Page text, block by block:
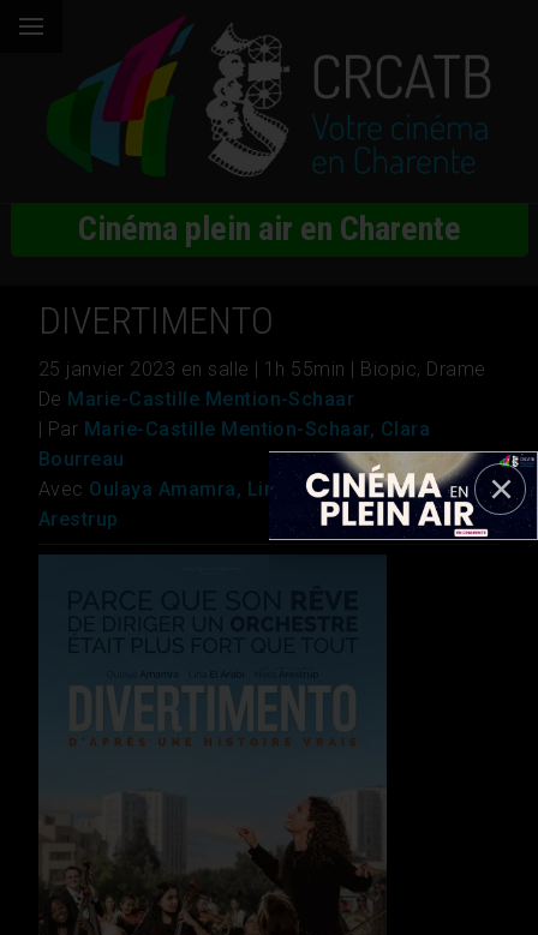
Cinéma plein air en Charente
DIVERTIMENTO
25 janvier 2023 en salle | 1h 55min | Biopic, Drame
De Marie-Castille Mention-Schaar
| Par Marie-Castille Mention-Schaar, Clara
Bourreau
Avec Oulaya Amamra, Lina El Arabi, Niels
Arestrup